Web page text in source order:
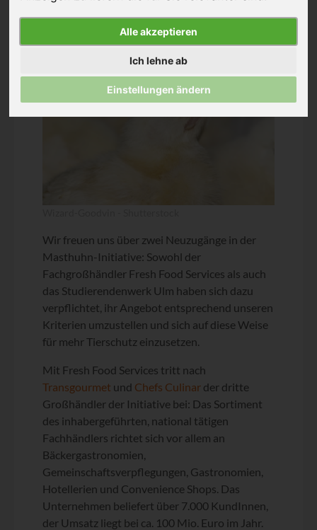
Alle akzeptieren
Ich lehne ab
Einstellungen ändern
22. März 2022
Wir freuen uns über zwei Neuzugänge in der
Masthuhn-Initiative: Sowohl der
Fachgroßhändler Fresh Food Services als auch
das Studierendenwerk Ulm haben sich dazu
verpflichtet, ihr Angebot entsprechend unseren
Kriterien umzustellen und sich auf diese Weise
für mehr Tierschutz einzusetzen.
Mit Fresh Food Services tritt nach
Transgourmet und Chefs Culinar der dritte
Großhändler der Initiative bei: Das Sortiment
des inhabergeführten, national tätigen
Fachhändlers richtet sich vor allem an
Bäckergastronomien,
Gemeinschaftsverpflegungen, Gastronomien,
Hotellerien und Convenience Shops. Das
Unternehmen beliefert über 7.000 KundInnen,
der Umsatz liegt bei ca. 100 Mio. Euro im Jahr.